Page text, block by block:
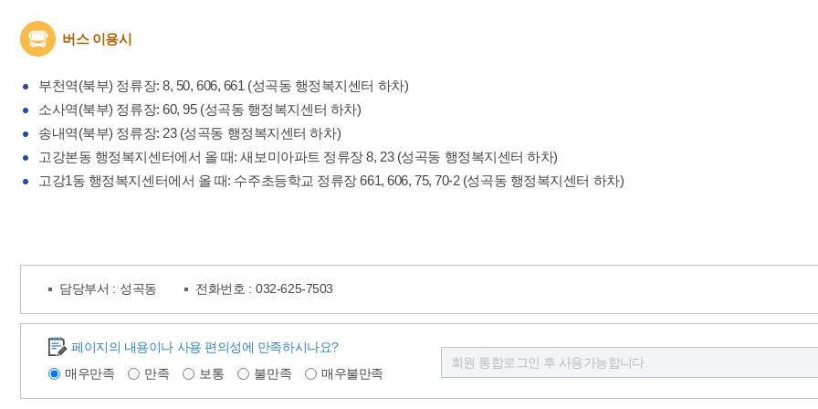
버스 이용시
부천역(북부) 정류장: 8, 50, 606, 661 (성곡동 행정복지센터 하차)
소사역(북부) 정류장: 60, 95 (성곡동 행정복지센터 하차)
송내역(북부) 정류장: 23 (성곡동 행정복지센터 하차)
고강본동 행정복지센터에서 올 때: 새보미아파트 정류장 8, 23 (성곡동 행정복지센터 하차)
고강1동 행정복지센터에서 올 때: 수주초등학교 정류장 661, 606, 75, 70-2 (성곡동 행정복지센터 하차)
담당부서 : 성곡동 전화번호 : 032-625-7503
페이지의 내용이나 사용 편의성에 만족하시나요?
매우만족
만족 보통 불만족 매우불만족